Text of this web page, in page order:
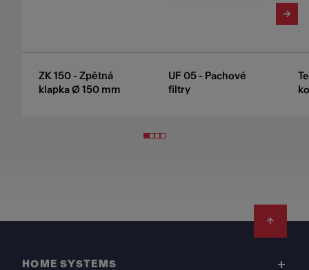
ZK 150 - Zpětná
klapka Ø 150 mm
UF 05 - Pachové
filtry
HOME SYSTEMS